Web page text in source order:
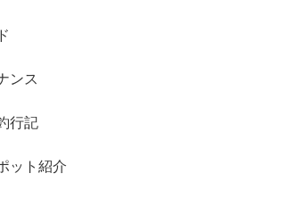
ンス
行記
ット紹介